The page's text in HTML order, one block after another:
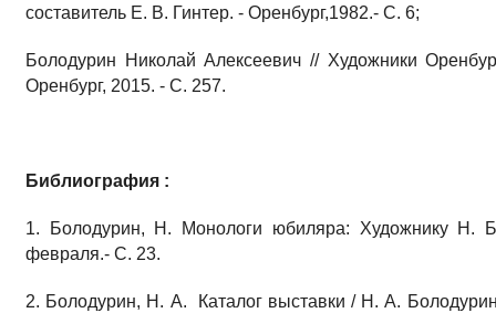
составитель Е. В. Гинтер. - Оренбург,1982.- С. 6;
Болодурин Николай Алексеевич // Художники
Оренбург, 2015. - С. 257.
Библиография :
1. Болодурин, Н. Монологи юбиляра: Художнику
февраля.- С. 23.
2. Болодурин, Н. А. Каталог выставки / Н. А.